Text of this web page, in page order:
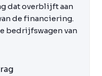
dat overblijft aan
de financiering.
bedrijfswagen van